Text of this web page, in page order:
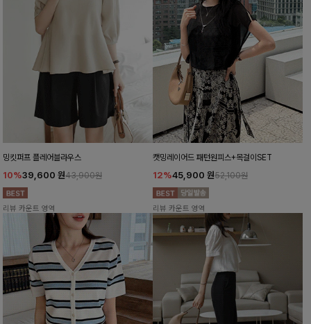
밍킷퍼프 플레어블라우스
10%39,600 원43,900원
리뷰 카운트 영역
캣밍레이어드 패턴원피스+목걸이SET
12%45,900 원52,100원
리뷰 카운트 영역